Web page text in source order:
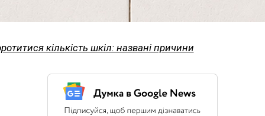
кількість шкіл: названі причини